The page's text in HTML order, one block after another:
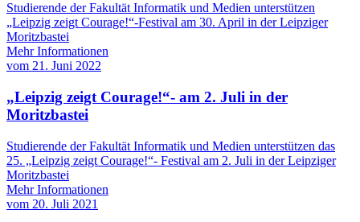
Studierende der Fakultät Informatik und Medien unterstützen
„Leipzig zeigt Courage!“-Festival am 30. April in der Leipziger
Moritzbastei
Mehr Informationen
vom 21. Juni 2022
„Leipzig zeigt Courage!“- am 2. Juli in der
Moritzbastei
Studierende der Fakultät Informatik und Medien unterstützen das
25. „Leipzig zeigt Courage!“- Festival am 2. Juli in der Leipziger
Moritzbastei
Mehr Informationen
vom 20. Juli 2021